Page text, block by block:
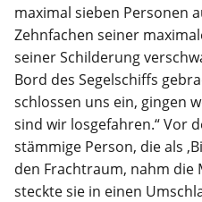
maximal sieben Personen
Zehnfachen seiner
seiner Schilderung
Bord des Segelschiffs
schlossen uns ein, gingen
sind wir losgefahren.“ Vor
stämmige Person, die als
den Frachtraum, nahm die
steckte sie in einen